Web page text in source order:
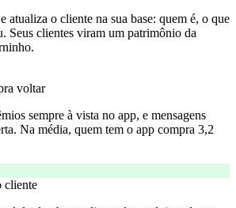
atualiza o cliente na sua base: quem é, o que
Seus clientes viram um patrimônio da
voltar
sempre à vista no app, e mensagens
Na média, quem tem o app compra 3,2
cliente